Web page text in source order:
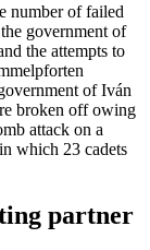
number of failed
government of
the attempts to
of Iván
broken off owing
attack on a
which 23 cadets
partner